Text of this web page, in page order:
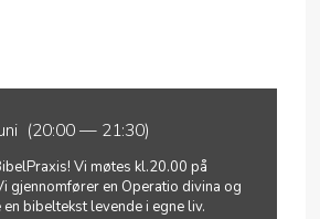
(20:00 — 21:30)
Vi møtes kl.20.00 på
gjennomfører en Operatio divina og
bibeltekst levende i egne liv.